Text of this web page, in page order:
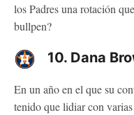
los Padres una rotación
bullpen?
10. Dana
En un año en el que su
tenido que lidiar con